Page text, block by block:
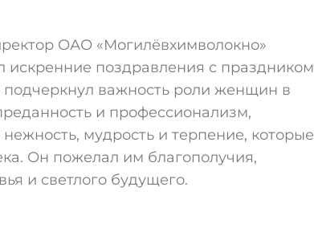
ОАО «Могилёвхимволокно»
поздравления с праздником
важность роли женщин в
и профессионализм,
мудрость и терпение, которые
Он пожелал им благополучия,
и светлого будущего.